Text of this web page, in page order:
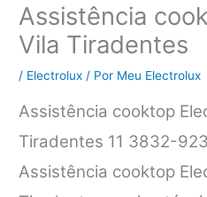
Assistência
Vila Tiradentes
/ Electrolux / Por Meu Electrolux
Assistência cooktop
Tiradentes 11 3832-
Assistência cooktop